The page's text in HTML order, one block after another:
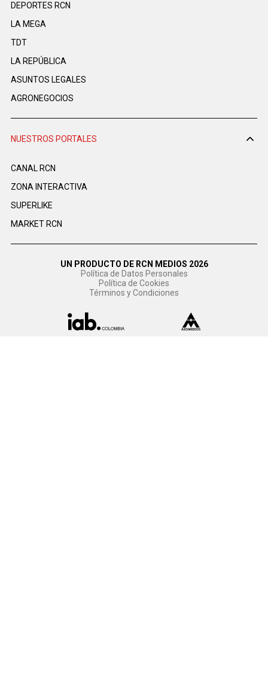
DEPORTES RCN
LA MEGA
TDT
LA REPÚBLICA
ASUNTOS LEGALES
AGRONEGOCIOS
NUESTROS PORTALES
CANAL RCN
ZONA INTERACTIVA
SUPERLIKE
MARKET RCN
UN PRODUCTO DE RCN MEDIOS 2026
Política de Datos Personales
Política de Cookies
Términos y Condiciones